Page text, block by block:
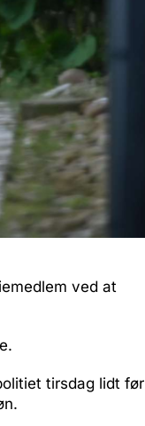
ved at
tirsdag lidt før